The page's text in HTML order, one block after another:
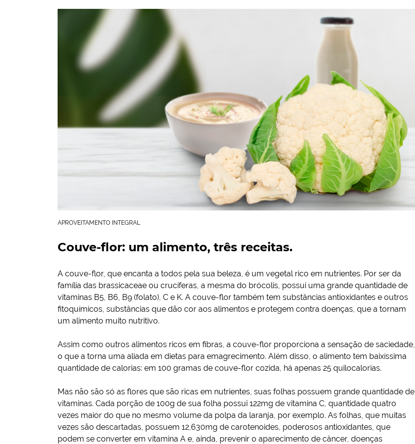
APROVEITAMENTO INTEGRAL
Couve-flor: um alimento, três receitas.
A couve-flor, que encanta a todos pela sua beleza, é um vegetal rico em nutrientes. Por ser da
família das brassicaceae ou crucíferas, a mesma do brócolis, possui uma grande quantidade de
vitaminas B5, B6, B9 (folato), C e K. A couve-flor também tem substâncias antioxidantes e outros
fitoquímicos, substâncias que dão cor aos alimentos e protegem contra doenças, que a tornam
um alimento muito nutritivo.
Assim como outros alimentos ricos em fibras, a couve-flor proporciona a sensação de saciedade,
o que a torna uma aliada em dietas para emagrecimento. Além disso, o alimento tem baixíssima
quantidade de calorias: em 100 gramas de couve-flor cozida, há apenas 25 quilocalorias.
Mas não são só as flores que são ricas em nutrientes, suas folhas possuem grande quantidade de
vitaminas. Cada porção de 100g de sua folha possui 122mg de vitamina C, quantidade quatro
vezes maior do que no mesmo volume da polpa da laranja, por exemplo. As folhas, que muitas
vezes são descartadas, possuem 12,630mg de carotenoides, poderosos antioxidantes, que
podem se converter em vitamina A e, ainda, prevenir o aparecimento de câncer, doenças